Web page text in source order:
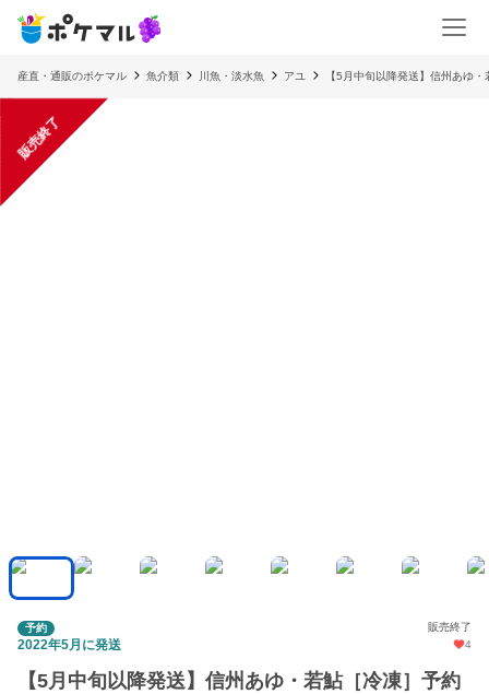
産直・通販のポケマル 魚介類 川魚・淡水魚 アユ 【5月中旬以降発送】信州あゆ
販売終了
予約 販売終了
2022年5月に発送 4
【5月中旬以降発送】信州あゆ・若鮎［冷凍］予約